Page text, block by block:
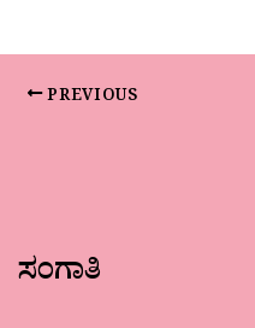
PREVIOUS
ಸಂಗಾತಿ